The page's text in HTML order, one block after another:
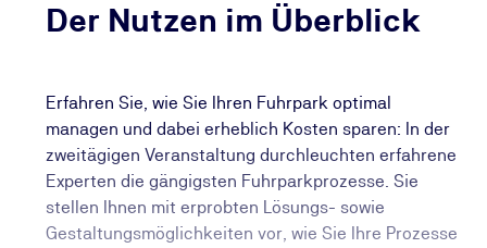
Der Nutzen im Überblick
Erfahren Sie, wie Sie Ihren Fuhrpark optimal
managen und dabei erheblich Kosten sparen: In der
zweitägigen Veranstaltung durchleuchten erfahrene
Experten die gängigsten Fuhrparkprozesse. Sie
stellen Ihnen mit erprobten Lösungs- sowie
Gestaltungsmöglichkeiten vor, wie Sie Ihre Prozesse